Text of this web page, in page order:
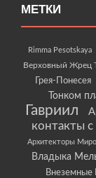
МЕТКИ
Rimma Pesotskaya
Верховный Жрец
Грея-Понесея
Тонком
Гавриил
контакты
Архитекторы
Владыка
Внеземные